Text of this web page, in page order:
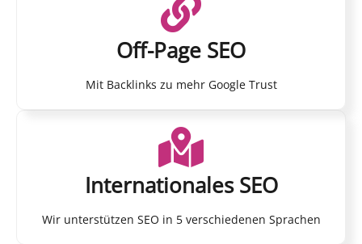
Off-Page SEO
Mit Backlinks zu mehr Google Trust
Internationales SEO
Wir unterstützen SEO in 5 verschiedenen Sprachen